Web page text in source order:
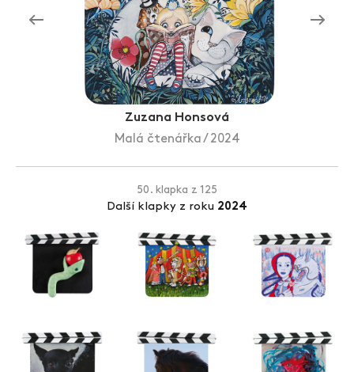
Aukce filmových klapek
Aktuality
Zlín Film Festival
Zuzana Honsová
Malá čtenářka / 2024
50. klapka z 125
Další klapky z roku 2024